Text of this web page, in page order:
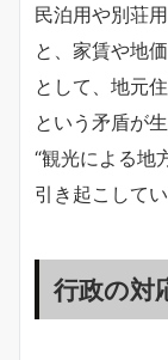
民泊用や別荘
と、家賃や地
として、地元
という矛盾が生
“観光による地
引き起こしてい
行政の対